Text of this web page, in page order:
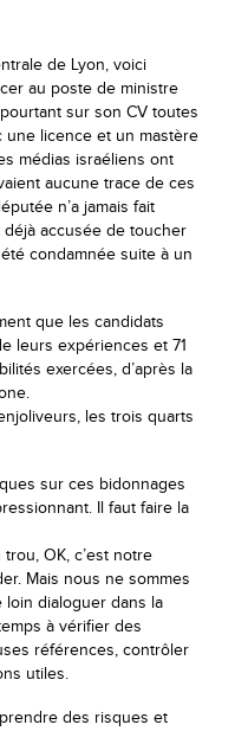
de Lyon, voici
au poste de ministre
sur son CV toutes
une licence et un mastère
médias israéliens ont
aucune trace de ces
n’a jamais fait
accusée de toucher
condamnée suite à un
que les candidats
leurs expériences et 71
exercées, d’après la
les trois quarts
sur ces bidonnages
Il faut faire la
OK, c’est notre
Mais nous ne sommes
dialoguer dans la
à vérifier des
références, contrôler
utiles.
des risques et